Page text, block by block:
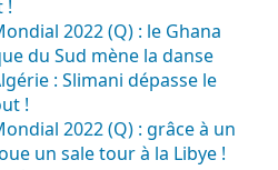
!
2022 (Q) : le Ghana
du Sud mène la danse
: Slimani dépasse le
!
2022 (Q) : grâce à un
un sale tour à la Libye !